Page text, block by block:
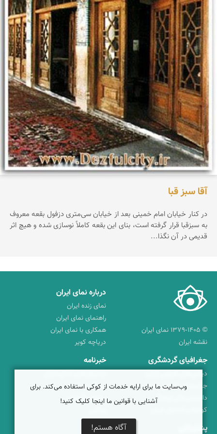
آقا سبز قبا
در کنار خیابان امام خمینی بعد از خیابان سی‌متری دزفول بقعه معروف
به سبزقبا قرار گرفته است،‌ بنای این بقعه کاملاً نوسازی شده و هیچ اثر
قدیمی در آن نگذا...
© ۱۳۷۹-۱۴۰۵ نمای ایران
نقشه ایران
درباره نمای ایران
نمای زنده ایران
راهنمای نمای ایران
همکاری با نمای ایران
دریاچه کویر
جغرافیای گردشگری
دیدنی‌های طبیعی ایران
جاذبه‌های تاریخی ایران
دانستنی‌های فرهنگی
کوه‌ها و قله‌های ایران
خبرنامه
بوم‌گردی‌ها
محتوای آموزشی
پشتیبانان
وب‌سایت ما برای ارایه خدمات از کوکی استفاده می‌کند. برای
آشنایی با قوانین ما اینجا کلیک کنید!
آگاه هستم!